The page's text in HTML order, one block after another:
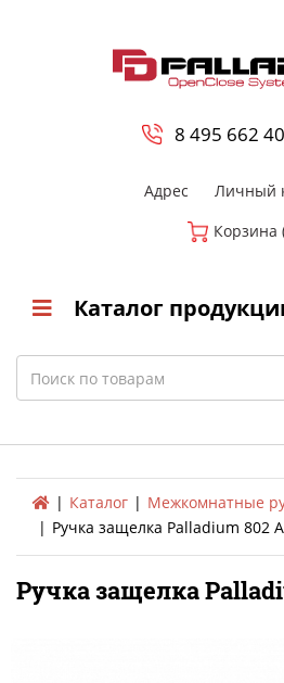
8 495 662
Адрес
Личный
Корзина
Каталог
Search
Каталог
Межкомнатные
Ручка защелка Palladium 802
Ручка защелка